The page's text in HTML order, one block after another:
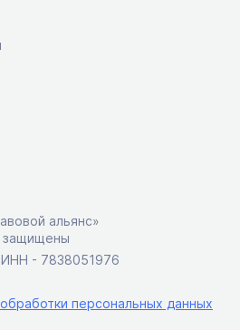
альянс»
защищены
- 7838051976
персональных данных